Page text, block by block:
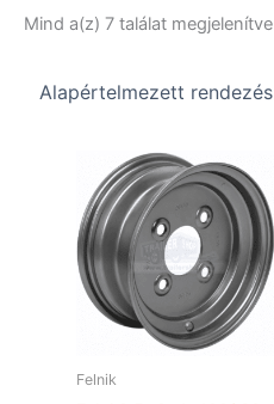
Mind a(z) 7 találat megjelenítve
Felnik